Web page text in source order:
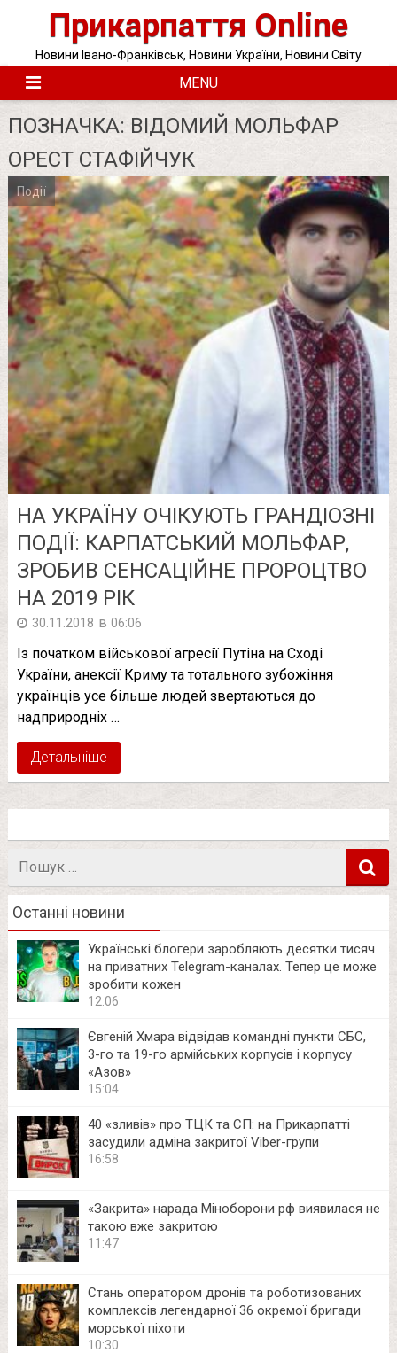
Прикарпаття Online
Новини Івано-Франківськ, Новини України, Новини Світу
MENU
ПОЗНАЧКА: ВІДОМИЙ МОЛЬФАР
ОРЕСТ СТАФІЙЧУК
Події
НА УКРАЇНУ ОЧІКУЮТЬ ГРАНДІОЗНІ
ПОДІЇ: КАРПАТСЬКИЙ МОЛЬФАР,
ЗРОБИВ СЕНСАЦІЙНЕ ПРОРОЦТВО
НА 2019 РІК
30.11.2018 в 06:06
Із початком військової агресії Путіна на Сході
України, анексії Криму та тотального зубожіння
українців усе більше людей звертаються до
надприродніх …
Детальніше
Пошук
Останні новини
Українські блогери заробляють десятки тисяч
на приватних Telegram-каналах. Тепер це може
зробити кожен
12:06
Євгеній Хмара відвідав командні пункти СБС,
3-го та 19-го армійських корпусів і корпусу
«Азов»
15:04
40 «зливів» про ТЦК та СП: на Прикарпатті
засудили адміна закритої Viber-групи
16:58
«Закрита» нарада Міноборони рф виявилася не
такою вже закритою
11:47
Стань оператором дронів та роботизованих
комплексів легендарної 36 окремої бригади
морської піхоти
10:30